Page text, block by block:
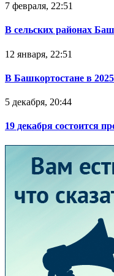
7 февраля, 22:51
В сельских районах
12 января, 22:51
В Башкортостане в
5 декабря, 20:44
19 декабря состоится